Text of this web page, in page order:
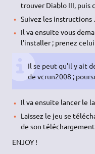
trouver Diablo III, puis
Suivez les
Il va ensuite vous
l'installer ; prenez
Il se peut qu'il y ait
de vcrun2008 ;
Il va ensuite lancer le
Laissez le jeu se
de son
ENJOY !